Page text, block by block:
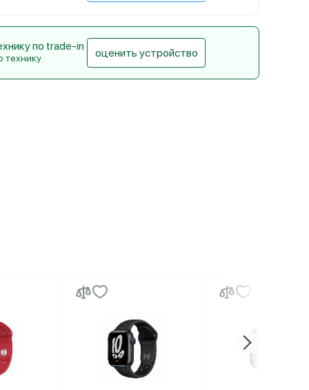
по trade-in
технику оценить устройство